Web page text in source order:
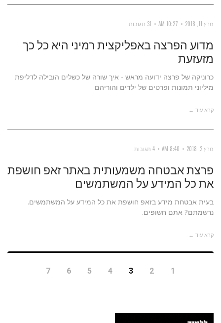
מרץ 11, 2018 10:27 AM 31 תגובות
מדוע הפרצה באפליקצית רמיני היא כל כך
מזעזעת
כרוניקה של פרצה ידועה מראש - איך שורה של כשלים הובילה לדליפת
מיליוני תמונות ופרטים של ילדים והוריהם
קרא עוד ←
מרץ 2, 2018 8:40 AM 4 תגובות
פרצת אבטחה משמעותית באתר זאפ חושפת
את כל המידע על המשתמשים
בעית אבטחת מידע בזאפ חושפת את כל המידע על המשתמשים.
נרשמתם? אתם חשופים.
קרא עוד ←
1
2
3
4
5
6
7